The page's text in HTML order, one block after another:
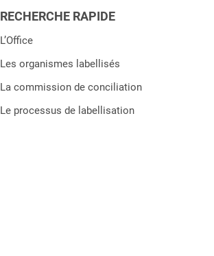
RECHERCHE RAPIDE
L’Office
Les organismes labellisés
La commission de conciliation
Le processus de labellisation